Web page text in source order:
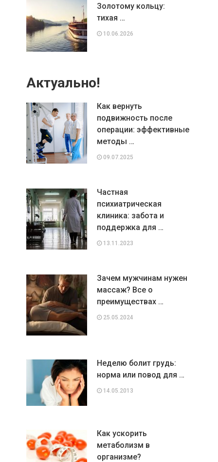
Золотому кольцу:
тихая …
10.06.2026
Актуально!
Как вернуть
подвижность после
операции: эффективные
методы …
09.07.2025
Частная
психиатрическая
клиника: забота и
поддержка для …
13.11.2023
Зачем мужчинам нужен
массаж? Все о
преимуществах …
25.05.2024
Неделю болит грудь:
норма или повод для …
14.05.2013
Как ускорить
метаболизм в
организме?